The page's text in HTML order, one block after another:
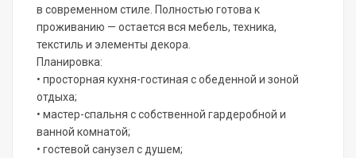
в современном стиле. Полностью готова к
проживанию — остается вся мебель, техника,
текстиль и элементы декора.
Планировка:
• просторная кухня-гостиная с обеденной и зоной
отдыха;
• мастер-спальня с собственной гардеробной и
ванной комнатой;
• гостевой санузел с душем;